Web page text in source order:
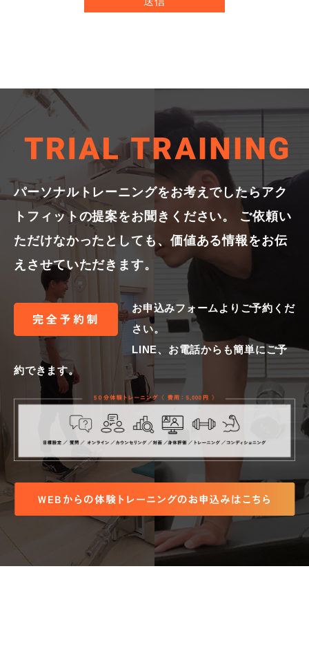
パーソナルトレーニングをお考えでしたらアク
トフィットの提案をお聞きください。
ご依頼い
ただけなかったとしても、価値ある情報をお伝
えさせていただきます。
お申込みフォームよりご予約くだ
さい。
LINE、お電話からも簡単にご予
約できます。